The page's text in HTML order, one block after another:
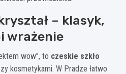
– klasyk,
wrażenie
wow”, to czeskie szkło
kosmetykami. W Pradze łatwo